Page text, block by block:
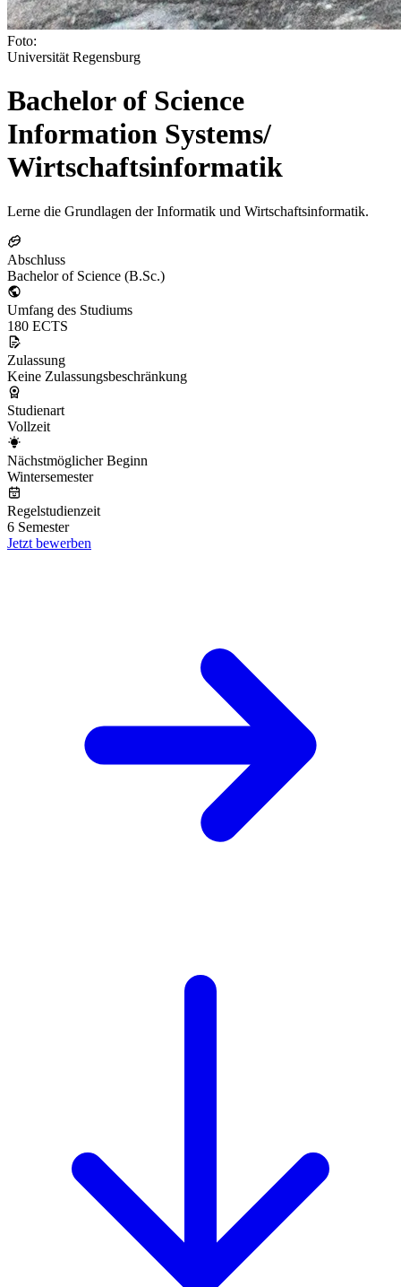
Foto:
Universität Regensburg
Bachelor of Science
Information Systems/
Wirtschaftsinformatik
Lerne die Grundlagen der Informatik und Wirtschaftsinformatik.
Abschluss
Bachelor of Science (B.Sc.)
Umfang des Studiums
180 ECTS
Zulassung
Keine Zulassungsbeschränkung
Studienart
Vollzeit
Nächstmöglicher Beginn
Wintersemester
Regelstudienzeit
6 Semester
Jetzt bewerben